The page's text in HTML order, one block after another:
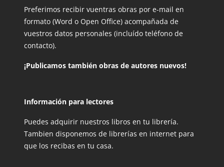
Preferimos recibir vuentras obras por e-mail en
formato (Word o Open Office) acompañada de
vuestros datos personales (incluído teléfono de
contacto).
¡Publicamos también obras de autores nuevos!
Información para lectores
Puedes adquirir nuestros libros en tu librería.
Tambien disponemos de librerías en internet para
que los recibas en tu casa.